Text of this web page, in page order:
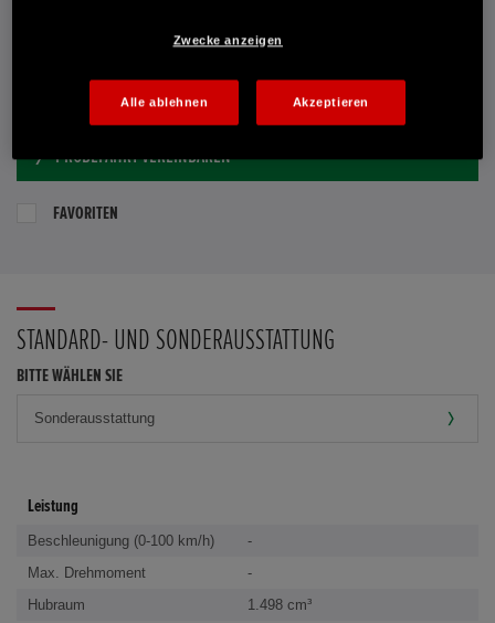
E-MAIL-ANFRAGE
PROBEFAHRT VEREINBAREN
FAVORITEN
STANDARD- UND SONDERAUSSTATTUNG
BITTE WÄHLEN SIE
Leistung
Beschleunigung (0-100 km/h)
-
Max. Drehmoment
-
Hubraum
1.498 cm³
Zwecke anzeigen
Alle ablehnen Akzeptieren